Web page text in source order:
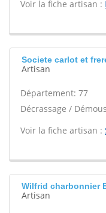
Voir la fiche artisan :
Societe carlot et
Artisan
Département: 77
Décrassage /
Voir la fiche artisan :
Wilfrid charbonnier
Artisan